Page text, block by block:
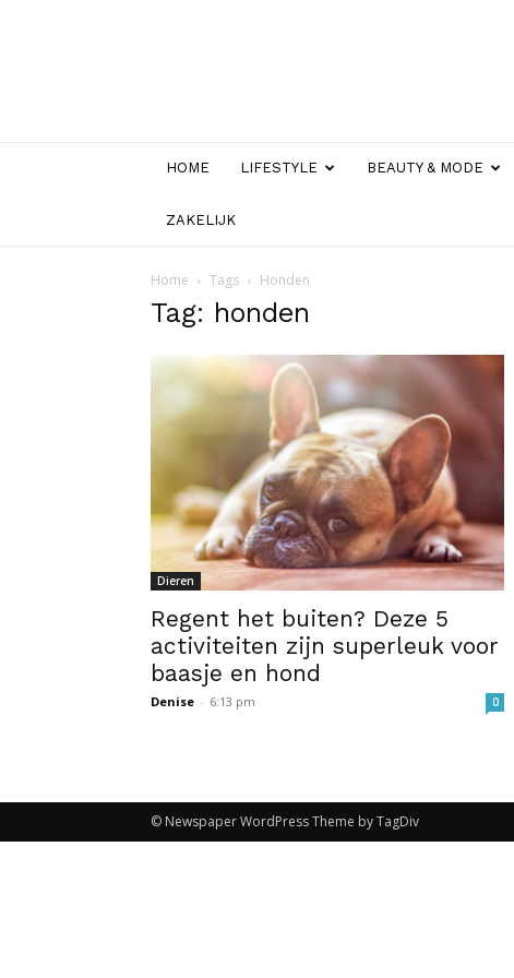
HOME LIFESTYLE BEAUTY & MODE
ZAKELIJK
Home Tags Honden
Tag: honden
Dieren
Regent het buiten? Deze 5
activiteiten zijn superleuk voor
baasje en hond
Denise - 6:13 pm 0
© Newspaper WordPress Theme by TagDiv